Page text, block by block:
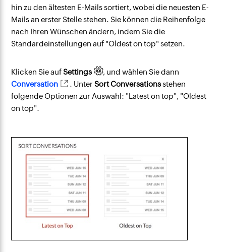
hin zu den ältesten E-Mails sortiert, wobei die neuesten E-
Mails an erster Stelle stehen. Sie können die Reihenfolge
nach Ihren Wünschen ändern, indem Sie die
Standardeinstellungen auf "Oldest on top" setzen.
Klicken Sie aufSettings
, und wählen Sie dann
Conversation
. UnterSort Conversationsstehen
folgende Optionen zur Auswahl: "Latest on top", "Oldest
on top".